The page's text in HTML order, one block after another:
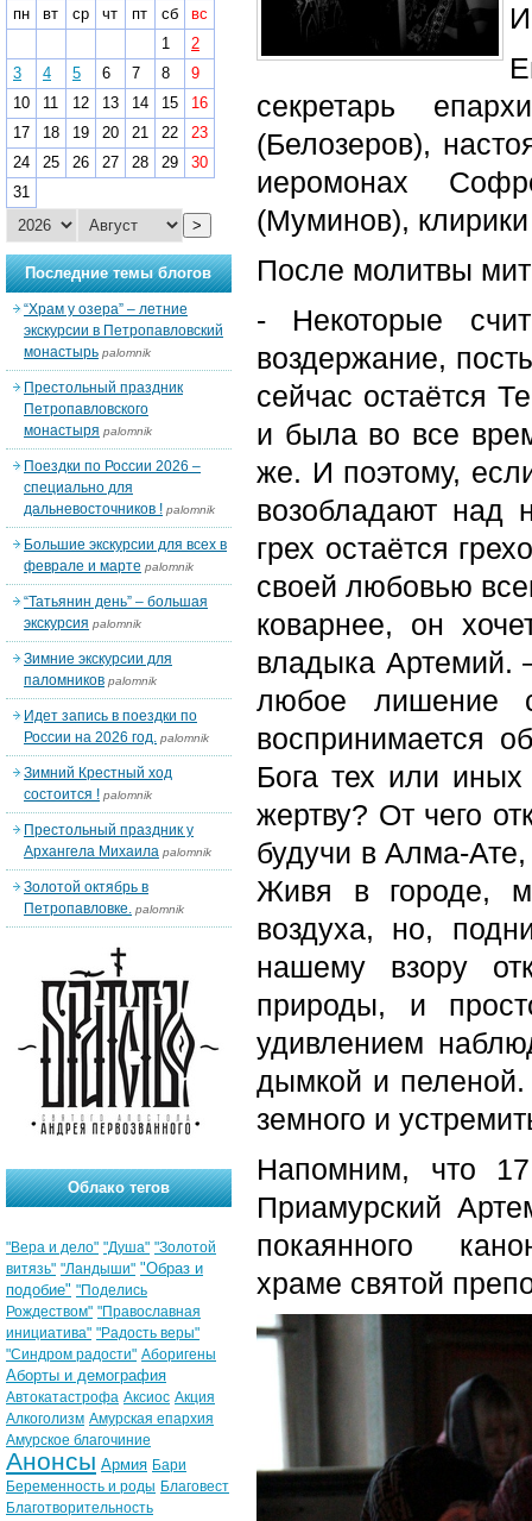
секретарь
(Белозеров),
иеромонах
(Муминов),
После молитвы
- Некоторые
воздержание,
сейчас остаётся
и была во все
же. И поэтому,
возобладают над
грех остаётся
своей любовью
коварнее, он
владыка Артемий.
любое лишение
воспринимается
Бога тех или
жертву? От чего
будучи в Алма-
Живя в городе,
воздуха, но,
нашему взору
природы, и
удивлением
дымкой и
земного и
Напомним, что
Приамурский
покаянного
храме святой
пн
вт ср чт пт сб
вс
1
2
3
4 5 6 7 8
9
10
11 12 13 14 15
16
17
18 19 20 21 22
23
24
25 26 27 28 29
30
31
>
Последние темы блогов
“Храм у озера” – летние
экскурсии в Петропавловский
монастырь palomnik
Престольный праздник
Петропавловского
монастыря palomnik
Поездки по России 2026 –
специально для
дальневосточников ! palomnik
Большие экскурсии для всех в
феврале и марте palomnik
“Татьянин день” – большая
экскурсия palomnik
Зимние экскурсии для
паломников palomnik
Идет запись в поездки по
России на 2026 год. palomnik
Зимний Крестный ход
состоится ! palomnik
Престольный праздник у
Архангела Михаила palomnik
Золотой октябрь в
Петропавловке. palomnik
Облако тегов
"Вера и дело" "Душа" "Золотой
витязь" "Ландыши" "Образ и
подобие" "Поделись
Рождеством" "Православная
инициатива" "Радость веры"
"Синдром радости" Аборигены
Аборты и демография
Автокатастрофа Аксиос Акция
Алкоголизм Амурская епархия
Амурское благочиние
Анонсы Армия Бари
Беременность и роды Благовест
Благотворительность